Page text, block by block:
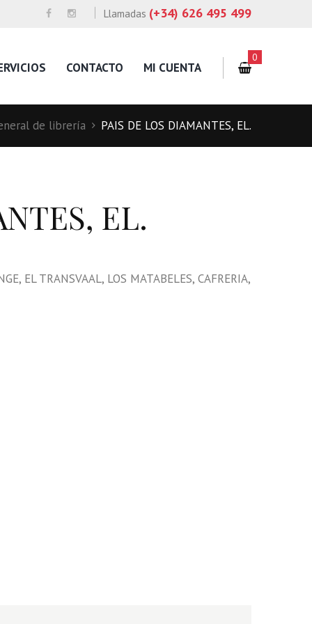
Llamadas (+34) 626 495 499
CONTACTO MI CUENTA
0
de librería PAIS DE LOS DIAMANTES, EL.
EL.
EL TRANSVAAL, LOS MATABELES, CAFRERIA,